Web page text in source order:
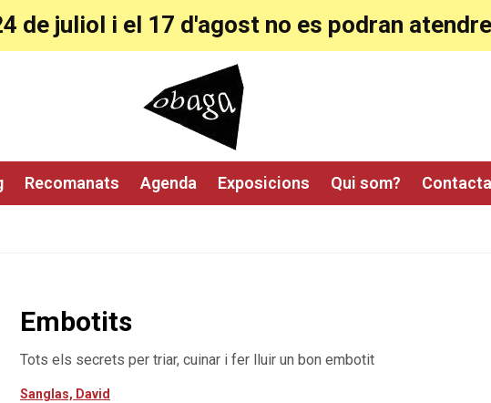
de juliol i el 17 d'agost no es podran
Recomanats Agenda Exposicions Qui som?
Embotits
Tots els secrets per triar, cuinar i fer lluir un bon embotit
Sanglas, David